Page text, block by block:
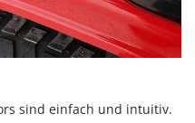
sind einfach und intuitiv.